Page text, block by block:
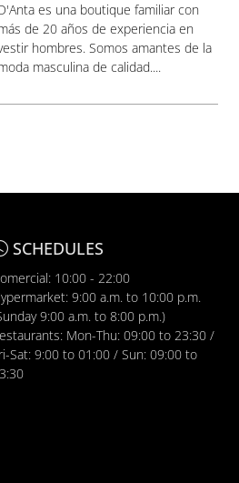
es una boutique familiar con
de 20 años de experiencia en
hombres. Somos amantes de la
masculina de calidad....
SCHEDULES
10:00 - 22:00
9:00 a.m. to 10:00 p.m.
9:00 a.m. to 8:00 p.m.)
Mon-Thu: 09:00 to 23:30 /
Sat: 9:00 to 01:00 / Sun: 09:00 to